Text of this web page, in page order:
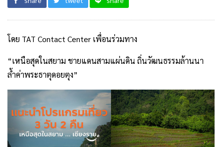
โดย TAT Contact Center เพื่อนร่วมทาง
“เหนือสุดในสยาม ชายแดนสามแผ่นดิน ถิ่นวัฒนธรรมล้านนา
ล้ำค่าพระธาตุดอยตุง”